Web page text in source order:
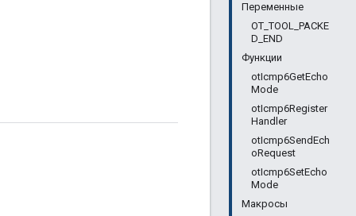
Переменные
OT_TOOL_PACKE
D_END
Функции
otIcmp6GetEcho
Mode
otIcmp6Register
Handler
otIcmp6SendEch
oRequest
otIcmp6SetEcho
Mode
Макросы